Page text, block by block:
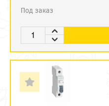
Под заказ